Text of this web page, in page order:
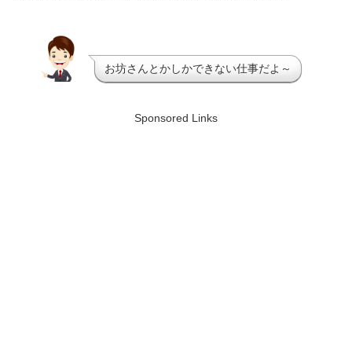
お坊さんとかしかできない仕事だよ～
Sponsored Links